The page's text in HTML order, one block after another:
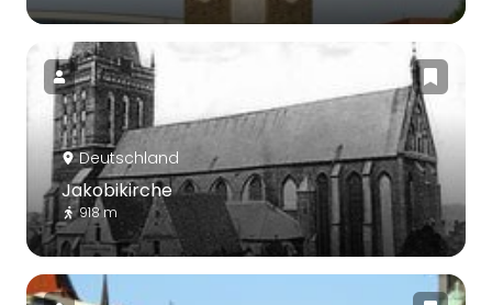
Deutschland
Jakobikirche
918 m